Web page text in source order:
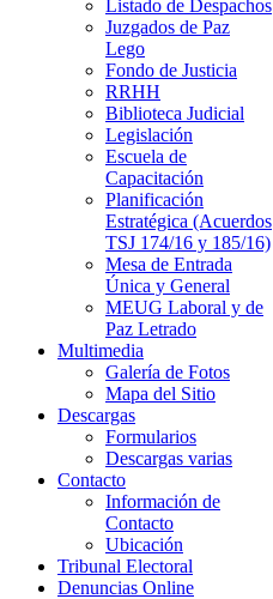
Listado de Despachos
Juzgados de Paz
Lego
Fondo de Justicia
RRHH
Biblioteca Judicial
Legislación
Escuela de
Capacitación
Planificación
Estratégica (Acuerdos
TSJ 174/16 y 185/16)
Mesa de Entrada
Única y General
MEUG Laboral y de
Paz Letrado
Multimedia
Galería de Fotos
Mapa del Sitio
Descargas
Formularios
Descargas varias
Contacto
Información de
Contacto
Ubicación
Tribunal Electoral
Denuncias Online